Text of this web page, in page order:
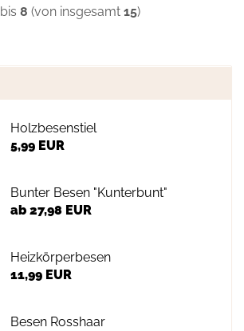
bis 8 (von insgesamt 15)
Holzbesenstiel
5,99 EUR
Bunter Besen "Kunterbunt"
ab 27,98 EUR
Heizkörperbesen
11,99 EUR
Besen Rosshaar